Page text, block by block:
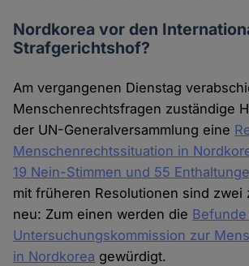
Nordkorea vor den
Strafgerichtshof?
Am vergangenen Dienstag
Menschenrechtsfragen zuständige
der UN-Generalversammlung eine
Menschenrechtssituation in
19 Nein-Stimmen und 55
mit früheren Resolutionen sind zwei
neu: Zum einen werden die
Untersuchungskommission zur
in Nordkorea gewürdigt.